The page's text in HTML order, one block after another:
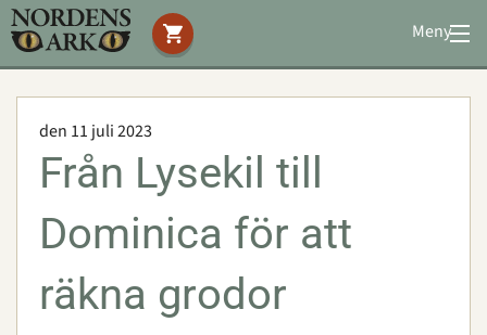
Meny
Stöd oss
Bevarande
Utbildning
Boende
Konferens
den 11 juli 2023
Från Lysekil till
Dominica för att
räkna grodor